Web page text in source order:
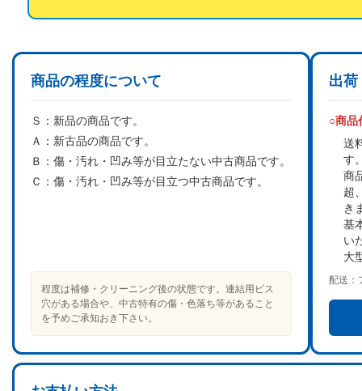
商品の程度について
Ｓ： 新品の商品です。
Ａ： 新古品の商品です。
Ｂ： 傷・汚れ・凹み等が目立たない中古商品です。
Ｃ： 傷・汚れ・凹み等が目立つ中古商品です。
程度は補修・クリーニング後の状態です。連結用ビス
穴がある場合や、中古特有の傷・色落ち等があること
を予めご承知おき下さい。
出荷
○商品
送
す
商
超
き
基
い
大
配送：